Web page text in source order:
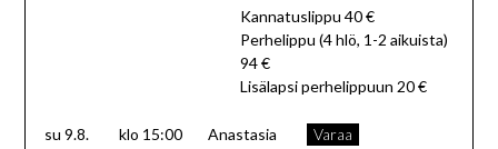
Kannatuslippu 40 €
Perhelippu (4 hlö, 1-2 aikuista)
94 €
Lisälapsi perhelippuun 20 €
su 9.8. klo 15:00 Anastasia
Varaa